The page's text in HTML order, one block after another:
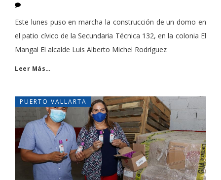
Este lunes puso en marcha la construcción de un domo en
el patio cívico de la Secundaria Técnica 132, en la colonia El
Mangal El alcalde Luis Alberto Michel Rodríguez
Leer Más…
PUERTO VALLARTA